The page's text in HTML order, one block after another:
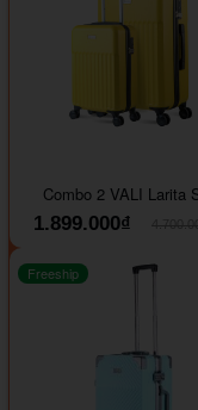
Combo 2 VALI Larita
1.899.000₫
Freeship